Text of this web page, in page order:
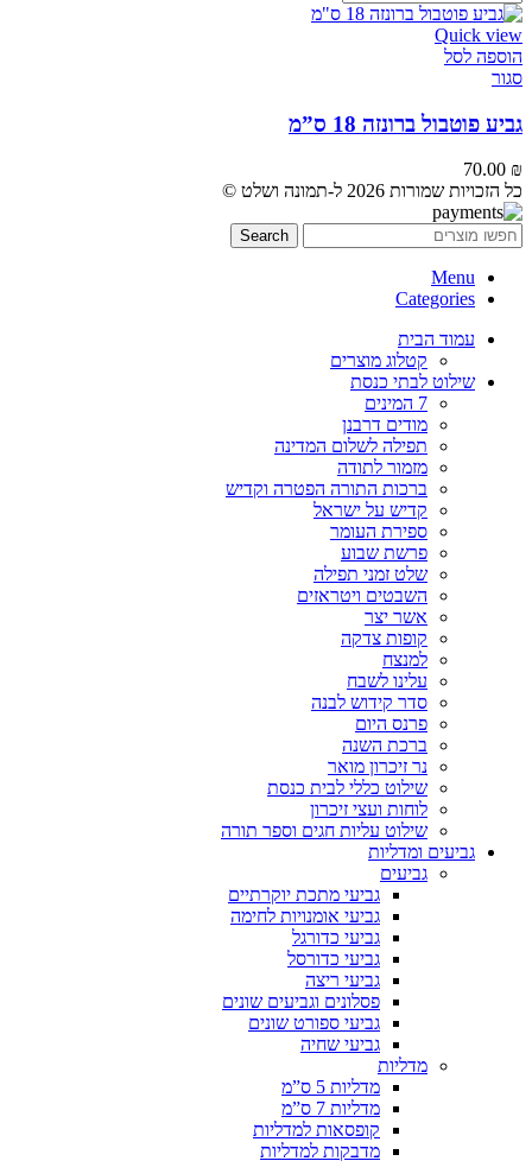
Quick view
הוספה לסל
סגור
גביע פוטבול ברונזה 18 ס”מ
70.00 ₪
כל הזכויות שמורות 2026 ל-תמונה ושלט ©
Search
Menu
Categories
עמוד הבית
קטלוג מוצרים
שילוט לבתי כנסת
7 המינים
מודים דרבנן
תפילה לשלום המדינה
מזמור לתודה
ברכות התורה הפטרה וקדיש
קדיש על ישראל
ספירת העומר
פרשת שבוע
שלט זמני תפילה
השבטים ויטראזים
אשר יצר
קופות צדקה
למנצח
עלינו לשבח
סדר קידוש לבנה
פרנס היום
ברכת השנה
נר זיכרון מואר
שילוט כללי לבית כנסת
לוחות ועצי זיכרון
שילוט עליות חגים וספר תורה
גביעים ומדליות
גביעים
גביעי מתכת יוקרתיים
גביעי אומנויות לחימה
גביעי כדורגל
גביעי כדורסל
גביעי ריצה
פסלונים וגביעים שונים
גביעי ספורט שונים
גביעי שחיה
מדליות
מדליות 5 ס”מ
מדליות 7 ס”מ
קופסאות למדליות
מדבקות למדליות